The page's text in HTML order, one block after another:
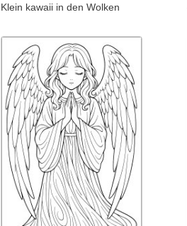
Klein kawaii in den Wolken